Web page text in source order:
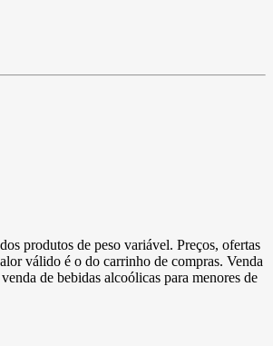
produtos de peso variável. Preços, ofertas
válido é o do carrinho de compras. Venda
de bebidas alcoólicas para menores de